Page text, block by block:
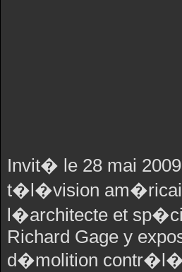
Invit� le 28 mai
t�l�vision
l�architecte et
Richard Gage y
d�molition